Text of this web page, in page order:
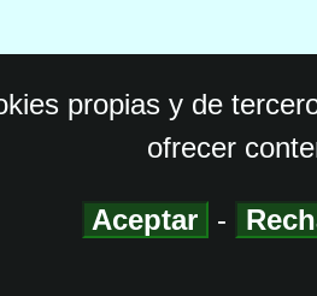
propias y de
ofrecer
Aceptar -